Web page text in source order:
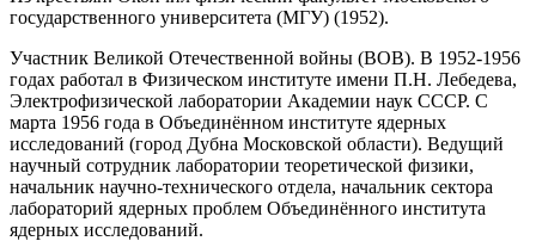
государственного университета (МГУ) (1952).
Участник Великой Отечественной войны (ВОВ). В 1952-1956
годах работал в Физическом институте имени П.Н. Лебедева,
Электрофизической лаборатории Академии наук СССР. С
марта 1956 года в Объединённом институте ядерных
исследований (город Дубна Московской области). Ведущий
научный сотрудник лаборатории теоретической физики,
начальник научно-технического отдела, начальник сектора
лабораторий ядерных проблем Объединённого института
ядерных исследований.